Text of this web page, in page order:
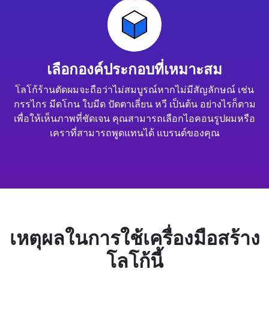
เลือกองค์ประกอบที่เหมาะสม
โลโก้ร้านตัดผมจะถือว่าไม่สมบูรณ์หากไม่มีสัญลักษณ์ เช่น
กรรไกร มีดโกน ใบมีด ปัตตาเลี่ยน หวี เป็นต้น อย่างไรก็ตาม
เพื่อให้เห็นภาพที่ชัดเจน คุณสามารถเลือกไอคอนรูปผมหรือ
เคราที่สามารถพูดแทนได้ แบรนด์ของคุณ
เหตุผลในการใช้เครื่องมือสร้าง
โลโก้นี้